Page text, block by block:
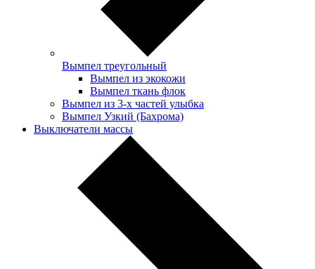
Вымпел треугольный
Вымпел из экокожи
Вымпел ткань флок
Вымпел из 3-х частей улыбка
Вымпел Узкий (Бахрома)
Выключатели массы